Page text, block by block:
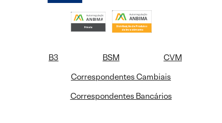
B3 BSM
CVM
Correspondentes Cambiais
Correspondentes Bancários